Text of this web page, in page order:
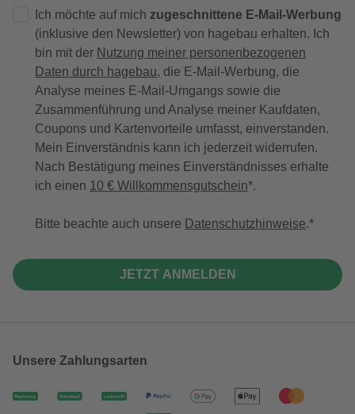
Ich möchte auf mich zugeschnittene E-Mail-Werbung
(inklusive den Newsletter) von hagebau erhalten. Ich
bin mit der Nutzung meiner personenbezogenen
Daten durch hagebau, die E-Mail-Werbung, die
Analyse meines E-Mail-Umgangs sowie die
Zusammenführung und Analyse meiner Kaufdaten,
Coupons und Kartenvorteile umfasst, einverstanden.
Mein Einverständnis kann ich jederzeit widerrufen.
Nach Bestätigung meines Einverständnisses erhalte
ich einen 10 € Willkommensgutschein*.
Bitte beachte auch unsere Datenschutzhinweise.
JETZT ANMELDEN
Unsere Zahlungsarten